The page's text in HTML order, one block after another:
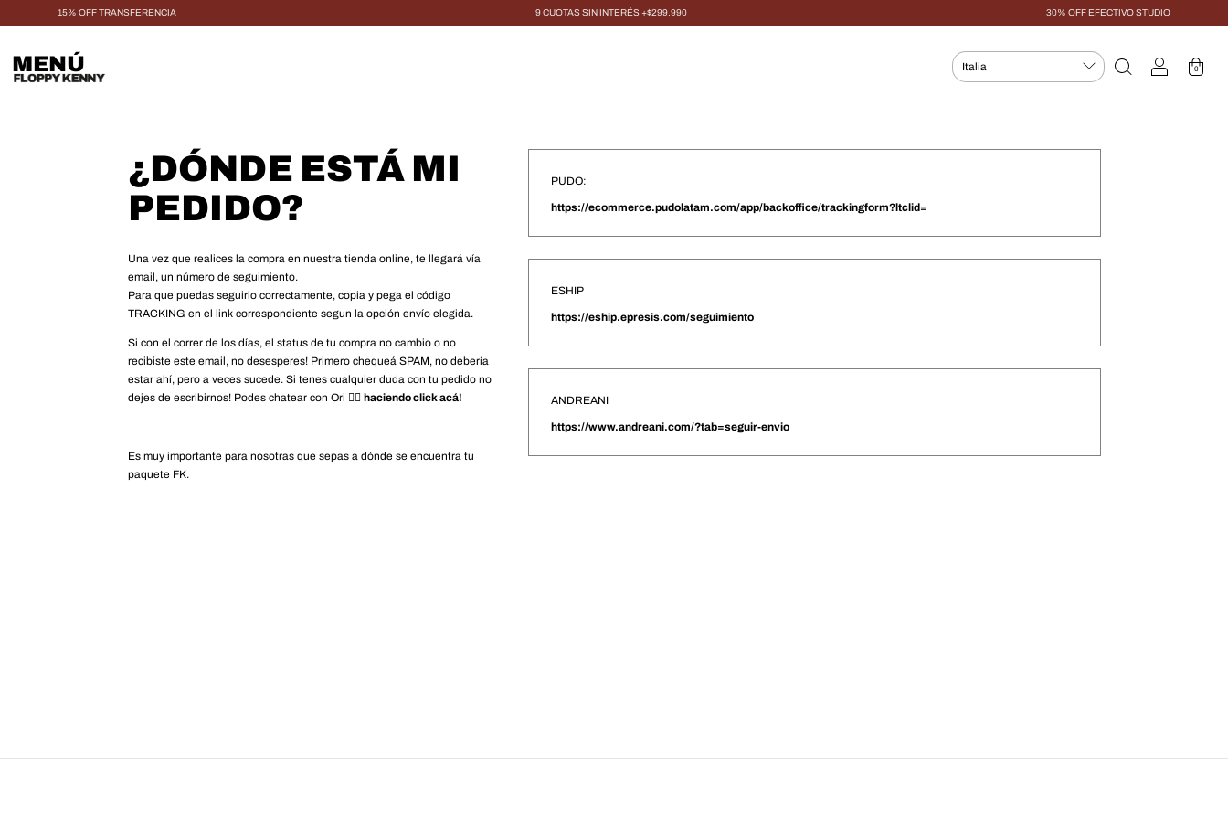
15% OFF TRANSFERENCIA 9 CUOTAS SIN INTERÉS +$299.990 30% OFF EFECTIVO STUDIO
MENÚ 0
¿DÓNDE ESTÁ MI
PEDIDO?
Una vez que realices la compra en nuestra tienda online, te llegará vía
email, un número de seguimiento.
Para que puedas seguirlo correctamente, copia y pega el código
TRACKING en el link correspondiente segun la opción envío elegida.
Si con el correr de los días, el status de tu compra no cambio o no
recibiste este email, no desesperes! Primero chequeá SPAM, no debería
estar ahí, pero a veces sucede. Si tenes cualquier duda con tu pedido no
dejes de escribirnos! Podes chatear con Ori 👉🏻 haciendo click acá!
Es muy importante para nosotras que sepas a dónde se encuentra tu
paquete FK.
PUDO:
https://ecommerce.pudolatam.com/app/backoffice/trackingform?ltclid=
ESHIP
https://eship.epresis.com/seguimiento
ANDREANI
https://www.andreani.com/?tab=seguir-envio